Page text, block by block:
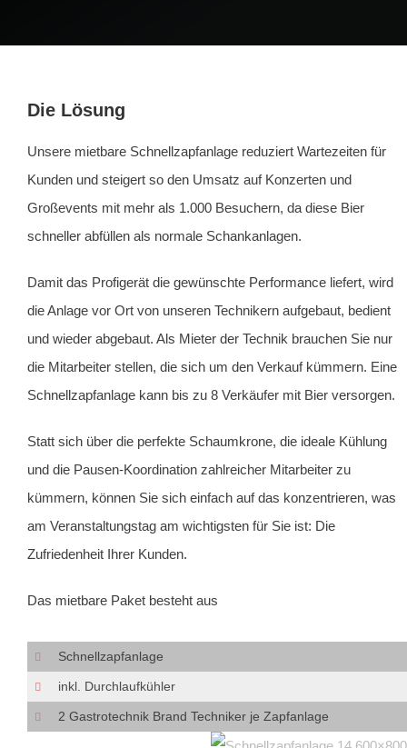
Die Lösung
Unsere mietbare Schnellzapfanlage reduziert Wartezeiten für
Kunden und steigert so den Umsatz auf Konzerten und
Großevents mit mehr als 1.000 Besuchern, da diese Bier
schneller abfüllen als normale Schankanlagen.
Damit das Profigerät die gewünschte Performance liefert, wird
die Anlage vor Ort von unseren Technikern aufgebaut, bedient
und wieder abgebaut. Als Mieter der Technik brauchen Sie nur
die Mitarbeiter stellen, die sich um den Verkauf kümmern. Eine
Schnellzapfanlage kann bis zu 8 Verkäufer mit Bier versorgen.
Statt sich über die perfekte Schaumkrone, die ideale Kühlung
und die Pausen-Koordination zahlreicher Mitarbeiter zu
kümmern, können Sie sich einfach auf das konzentrieren, was
am Veranstaltungstag am wichtigsten für Sie ist: Die
Zufriedenheit Ihrer Kunden.
Das mietbare Paket besteht aus
Schnellzapfanlage
inkl. Durchlaufkühler
2 Gastrotechnik Brand Techniker je Zapfanlage